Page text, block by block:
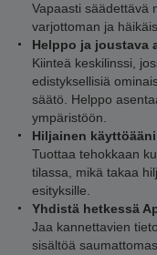
Vapaasti säädettävä
varjottoman ja
Helppo ja joustava
Kiinteä keskilinssi,
edistyksellisiä
säätö. Helppo
ympäristöön.
Hiljainen käyttöääni
Tuottaa tehokkaan
tilassa, mikä takaa
esityksille.
Yhdistä hetkessä
Jaa kannettavien
sisältöä